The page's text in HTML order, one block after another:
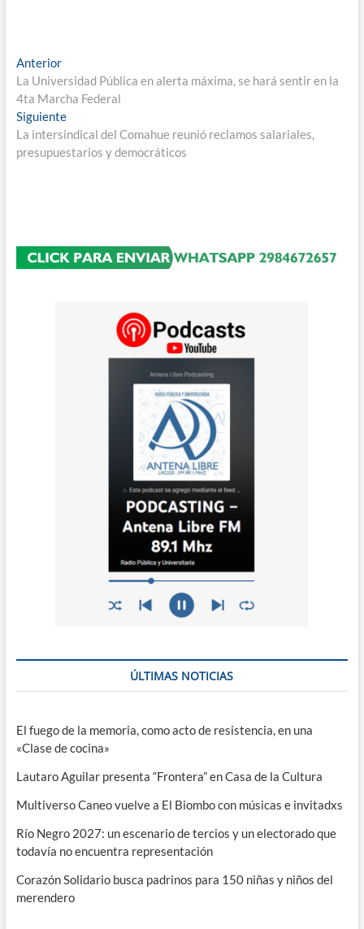
Navegación
de
entradas
AnteriorEntrada
anterior:
La Universidad Pública en alerta máxima, se hará sentir en la
4ta Marcha Federal
SiguienteEntrada
siguiente:
La intersindical del Comahue reunió reclamos salariales,
presupuestarios y democráticos
ÚLTIMAS NOTICIAS
El fuego de la memoria, como acto de resistencia, en una
«Clase de cocina»
Lautaro Aguilar presenta “Frontera” en Casa de la Cultura
Multiverso Caneo vuelve a El Biombo con músicas e invitadxs
Río Negro 2027: un escenario de tercios y un electorado que
todavía no encuentra representación
Corazón Solidario busca padrinos para 150 niñas y niños del
merendero